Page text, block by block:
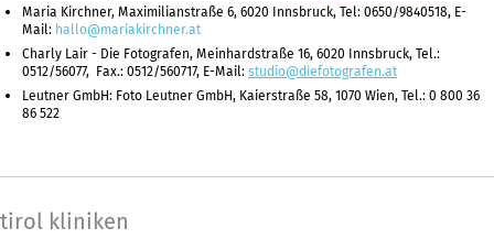
Maria Kirchner, Maximilianstraße 6, 6020 Innsbruck, Tel: 0650/9840518, E-
Mail: hallo@mariakirchner.at
Charly Lair - Die Fotografen, Meinhardstraße 16, 6020 Innsbruck, Tel.:
0512/56077, Fax.: 0512/560717, E-Mail:studio@diefotografen.at
Leutner GmbH: Foto Leutner GmbH, Kaierstraße 58, 1070 Wien, Tel.: 0 800 36
86 522
tirol kliniken